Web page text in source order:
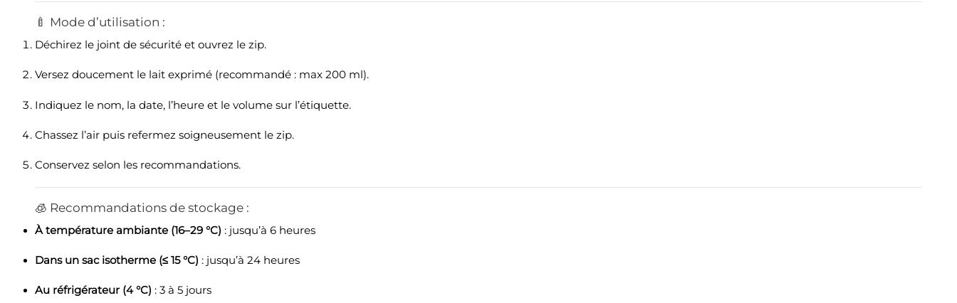
🍼 Mode d’utilisation :
Déchirez le joint de sécurité et ouvrez le zip.
Versez doucement le lait exprimé (recommandé : max 200 ml).
Indiquez le nom, la date, l’heure et le volume sur l’étiquette.
Chassez l’air puis refermez soigneusement le zip.
Conservez selon les recommandations.
🧊 Recommandations de stockage :
À température ambiante (16–29 °C) : jusqu’à 6 heures
Dans un sac isotherme (≤ 15 °C) : jusqu’à 24 heures
Au réfrigérateur (4 °C) : 3 à 5 jours